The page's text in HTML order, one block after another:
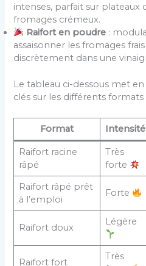
intenses, parfait sur plateaux
fromages crémeux.
Raifort en poudre :
assaisonner les fromages
discrètement dans une
Le tableau ci-dessous met
clés sur les différents formats
Format Intensité
Raifort racine
râpé
Très
forte
Raifort râpé prêt
à l’emploi
Forte
Raifort doux
Légère
Raifort fort
Très